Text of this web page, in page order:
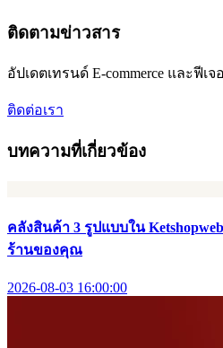
ติดตามข่าวสาร
อัปเดตเทรนด์ E-commerce และฟีเ
ติดต่อเรา
บทความที่เกี่ยวข้อง